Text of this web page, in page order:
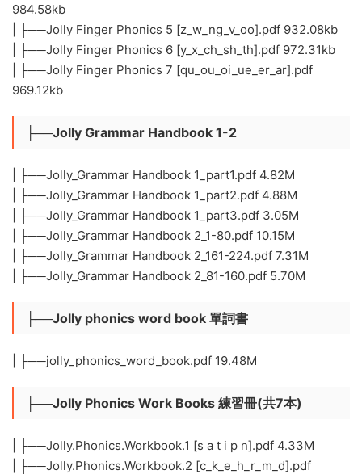
984.58kb
| ├──Jolly Finger Phonics 5 [z_w_ng_v_oo].pdf 932.08kb
| ├──Jolly Finger Phonics 6 [y_x_ch_sh_th].pdf 972.31kb
| ├──Jolly Finger Phonics 7 [qu_ou_oi_ue_er_ar].pdf
969.12kb
├──Jolly Grammar Handbook 1-2
| ├──Jolly_Grammar Handbook 1_part1.pdf 4.82M
| ├──Jolly_Grammar Handbook 1_part2.pdf 4.88M
| ├──Jolly_Grammar Handbook 1_part3.pdf 3.05M
| ├──Jolly_Grammar Handbook 2_1-80.pdf 10.15M
| ├──Jolly_Grammar Handbook 2_161-224.pdf 7.31M
| ├──Jolly_Grammar Handbook 2_81-160.pdf 5.70M
├──Jolly phonics word book 單詞書
| ├──jolly_phonics_word_book.pdf 19.48M
├──Jolly Phonics Work Books 練習冊(共7本)
| ├──Jolly.Phonics.Workbook.1 [s a t i p n].pdf 4.33M
| ├──Jolly.Phonics.Workbook.2 [c_k_e_h_r_m_d].pdf